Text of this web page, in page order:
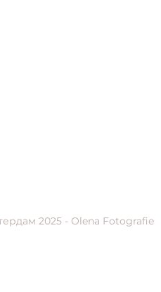
2025 - Olena Fotografie